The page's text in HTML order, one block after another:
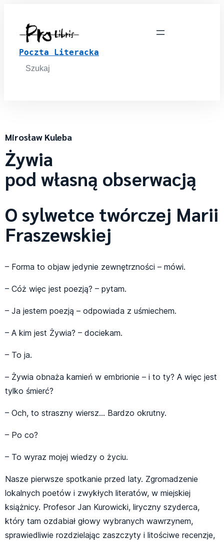
Poczta Literacka
Search
for:
Mirosław Kuleba
Żywia
pod własną obserwacją
O sylwetce twórczej Marii
Fraszewskiej
– Forma to objaw jedynie zewnętrzności – mówi.
– Cóż więc jest poezją? – pytam.
– Ja jestem poezją – odpowiada z uśmiechem.
– A kim jest Żywia? – dociekam.
– To ja.
– Żywia obnaża kamień w embrionie – i to ty? A więc jest
tylko śmierć?
– Och, to straszny wiersz… Bardzo okrutny.
– Po co?
– To wyraz mojej wiedzy o życiu.
Nasze pierwsze spotkanie przed laty. Zgromadzenie
lokalnych poetów i zwykłych literatów, w miejskiej
książnicy. Profesor Jan Kurowicki, liryczny szyderca,
który tam ozdabiał głowy wybranych wawrzynem,
sprawiedliwie rozdzielając zaszczyty i litościwe recenzje,